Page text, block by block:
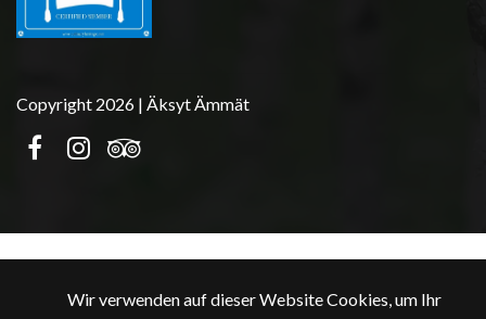
Wir verwenden auf dieser Website Cookies, um Ihr
Copyright 2026 | Äksyt Ämmät